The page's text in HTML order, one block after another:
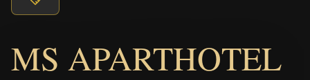
MS APARTHOTEL